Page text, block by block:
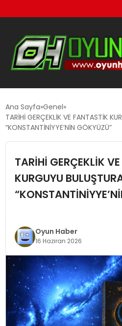
GÜNCEL
OYUN HABERLERI
EKONOMI
EĞITIM
SAĞLIK
TEKNOLOJI
YAŞAM
Ana Sayfa Genel
TARİHİ GERÇEKLİK VE FANTASTİK
“KONSTANTİNİYYE’NİN GÖKYÜZÜ”
TARİHİ GERÇEKLİK
KURGUYU
Oyun Haber
16 Haziran 2026